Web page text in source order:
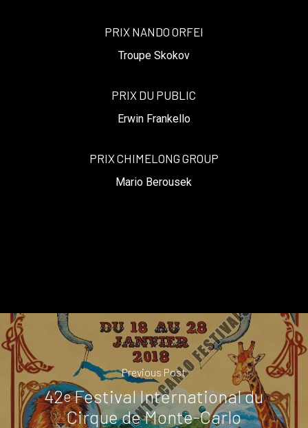
PRIX NANDO ORFEI
Troupe Skokov
PRIX DU PUBLIC
Erwin Frankello
PRIX CHIMELONG GROUP
Mario Berousek
Previous Post
42eFestival International du
Cirque de Monte-Carlo